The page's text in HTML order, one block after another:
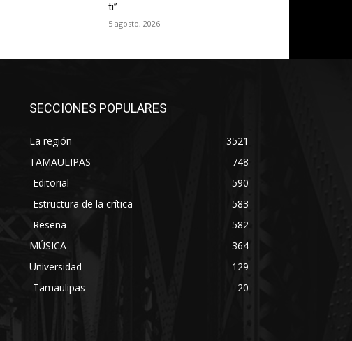
ti”
5 agosto, 2026
SECCIONES POPULARES
La región
3521
TAMAULIPAS
748
-Editorial-
590
-Estructura de la crítica-
583
-Reseña-
582
MÚSICA
364
Universidad
129
-Tamaulipas-
20